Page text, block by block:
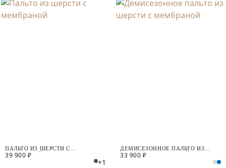
ПАЛЬТО ИЗ ШЕРСТИ С
МЕМБРАНОЙ
39 900 ₽
+1
ДЕМИСЕЗОННОЕ ПАЛЬТО ИЗ
ШЕРСТИ С МЕМБРАНОЙ
33 900 ₽